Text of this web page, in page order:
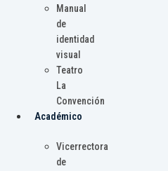
Manual
de
identidad
visual
Teatro
La
Convención
Académico
Vicerrectora
de